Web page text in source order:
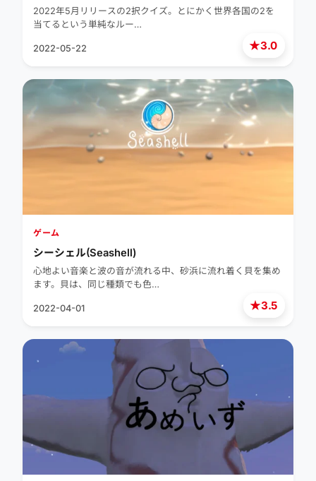
★3.0
edition～)
2022年5月リリースの2択クイズ。とにかく世界各国の2を
当てるという単純なルー…
2022-05-22
★3.5
ゲーム
シーシェル(Seashell)
心地よい音楽と波の音が流れる中、砂浜に流れ着く貝を集め
ます。貝は、同じ種類でも色…
2022-04-01